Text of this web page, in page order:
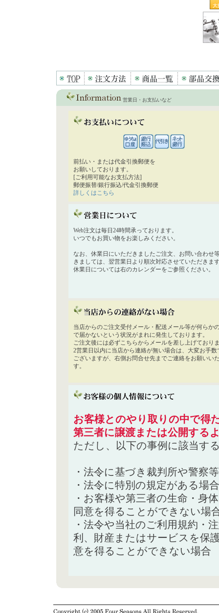
営業日・お支払いなど
前払い・または代金引換郵便を
お願いしております。
[ご利用可能なお支払方法]
郵便振替/銀行振込/代金引換郵便
詳しくはこちら
Web注文は毎日24時間承っております。
いつでもお買い物をお楽しみください。
なお、休業日にいただきましたご注文、お問い合わせ
きましては、翌営業日より順次対応させていただきま
休業日については右のカレンダーをご参照ください。
当店からのご注文受付メール・配送メール等が何らか
で届かないという状況がまれに発生しております。
ご注文後には必ずこちらからメールを差し上げており
2営業日以内に当店から連絡が無い場合は、大変お手数
ございますが、右側お問合せ先までご連絡をお願いい
す。
お客様とのやり取りの中で得
第三者に譲渡または公開する
ただし、以下の事例に該当す
・法令に基づき裁判所や警察
・法令に特別の規定がある場合
・お客様や第三者の生命・身
同意を得ることができない場
・法令や当社のご利用規約・
利、財産またはサービスを保
意を得ることができない場合